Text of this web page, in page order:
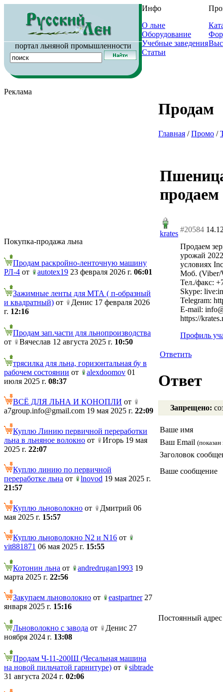
портал льняной промышленности
Инфо
О льне
Оборудование
Учебные заведения
Статьи
Реклама
Покупка-продажа льна
Продам раскройно-ленточную машину
РЛ-4 от autotex19 23 февраля 2026 г. 06:01
Зажимные ленты для МТА ( п-образный
и квадратный) от
Денис 17 февраля 2026
г. 12:16
Продам зап.части для льнопроизводства
от
Вячеслав 12 августа 2025 г. 10:50
трясилка для льна, горизонтальная бу в
рабочем состоянии от alexdoomov 01
июля 2025 г. 08:37
ВСЁ ДЛЯ ЛЬНА И КОНОПЛИ от
a7group.info@gmail.com 19 мая 2025 г. 22:09
Куплю Линию первичной переработки
льна в льняное волокно от
Игорь 19 мая
2025 г. 22:07
Куплю линию по первичной
переработке льна от lnovod 19 мая 2025 г.
21:57
Куплю льноволокно от
Дмитрий 06
мая 2025 г. 15:57
Куплю льноволокно N2 и N16 от
vit881871 06 мая 2025 г. 15:55
Котонин льна от andredrugan1993 19
марта 2025 г. 22:56
Закупаем льноволокно от eastpartner27
января 2025 г. 15:16
Льноволокно с завода от
Денис 27
ноября 2024 г. 13:08
Продам Ч-11-200Ш (Чесальная машина
на новой пильчатой гарнитуре) от
sibtrade
31 августа 2024 г. 02:06
Продам
Главная /Промо /
krates #20584
Продаем
урожай
условиях
Моб. (Viber/
Тел./факс:
Skype:
Telegram:
Е-mail:
https://
Профиль
Ответить
Ответ
Запрещено:
Ваше имя
Ваш Email (показан
Заголовок
Ваше сообщение
Постоянный